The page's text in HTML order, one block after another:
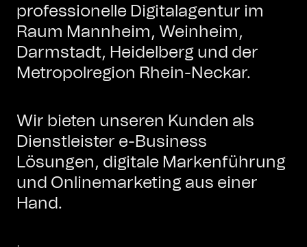
professionelle Digitalagentur im
Raum Mannheim, Weinheim,
Darmstadt, Heidelberg und der
Metropolregion Rhein-Neckar.
Wir bieten unseren Kunden als
Dienstleister e-Business
Lösungen, digitale Markenführung
und Onlinemarketing aus einer
Hand.